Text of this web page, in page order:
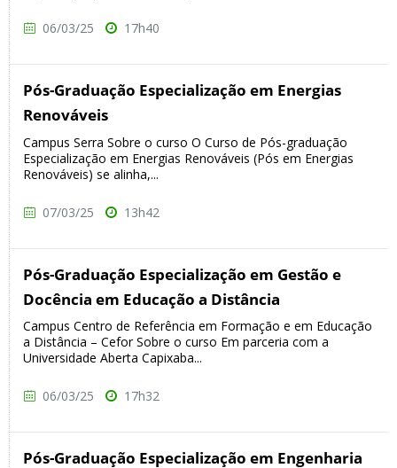
06/03/25 17h40
Pós-Graduação Especialização em Energias
Renováveis
Campus Serra Sobre o curso O Curso de Pós-graduação
Especialização em Energias Renováveis (Pós em Energias
Renováveis) se alinha,...
07/03/25 13h42
Pós-Graduação Especialização em Gestão e
Docência em Educação a Distância
Campus Centro de Referência em Formação e em Educação
a Distância – Cefor Sobre o curso Em parceria com a
Universidade Aberta Capixaba...
06/03/25 17h32
Pós-Graduação Especialização em Engenharia